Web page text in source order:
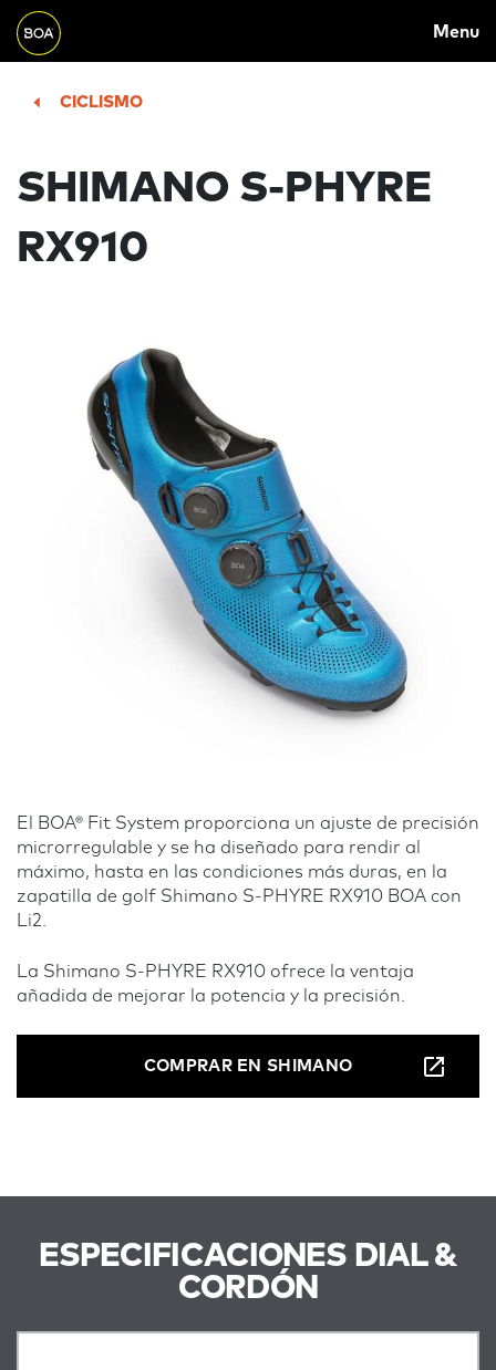
Skip to main content
NAVIGATION
Menu
Begin main content
CICLISMO
SHIMANO S-PHYRE
RX910
El BOA® Fit System proporciona un ajuste de precisión
microrregulable y se ha diseñado para rendir al
máximo, hasta en las condiciones más duras, en la
zapatilla de golf Shimano S-PHYRE RX910 BOA con
Li2.
La Shimano S-PHYRE RX910 ofrece la ventaja
añadida de mejorar la potencia y la precisión.
COMPRAR EN SHIMANO
ESPECIFICACIONES DIAL &
CORDÓN